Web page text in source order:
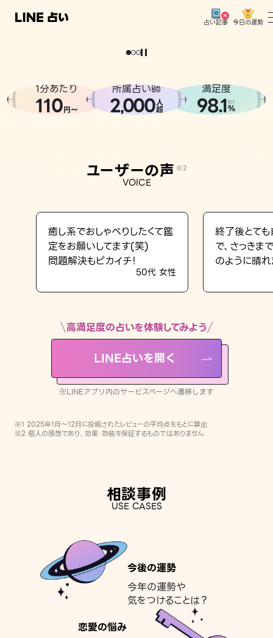
占い記事 今日の運勢
相談事例
占い記事
LINE占いを開く
※LINEアプリ内のサービスページへ遷移します
どうせなら
。
1分あたり
110円〜
所属占い師
2,000人
超
満足度
98.1※1
%
ユーザーの声 ※2
VOICE
癒し系でおしゃべりしたくて鑑
定をお願いしてます(笑)
問題解決もピカイチ！
50代 女性
終了後とて
で、さっき
のように晴れ
高満足度の占いを体験してみよう
LINE占いを開く
※LINEアプリ内のサービスページへ遷移します
※1 2025年1月〜12月に投稿されたレビューの平均点をもとに算出
※2 個人の感想であり、効果・効能を保証するものではありません
相談事例
USE CASES
今後の運勢
今年の運勢や
気をつけることは？
恋愛の悩み